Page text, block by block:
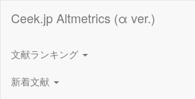
Ceek.jp Altmetrics (α ver.)
文献ランキング
新着文献